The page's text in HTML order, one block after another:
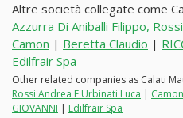
Altre società collegate come
Azzurra Di Aniballi Filippo,
Camon | Beretta Claudio |
Edilfrair Spa
Other related companies as Calati
Rossi Andrea E Urbinati Luca | Camon
GIOVANNI | Edilfrair Spa